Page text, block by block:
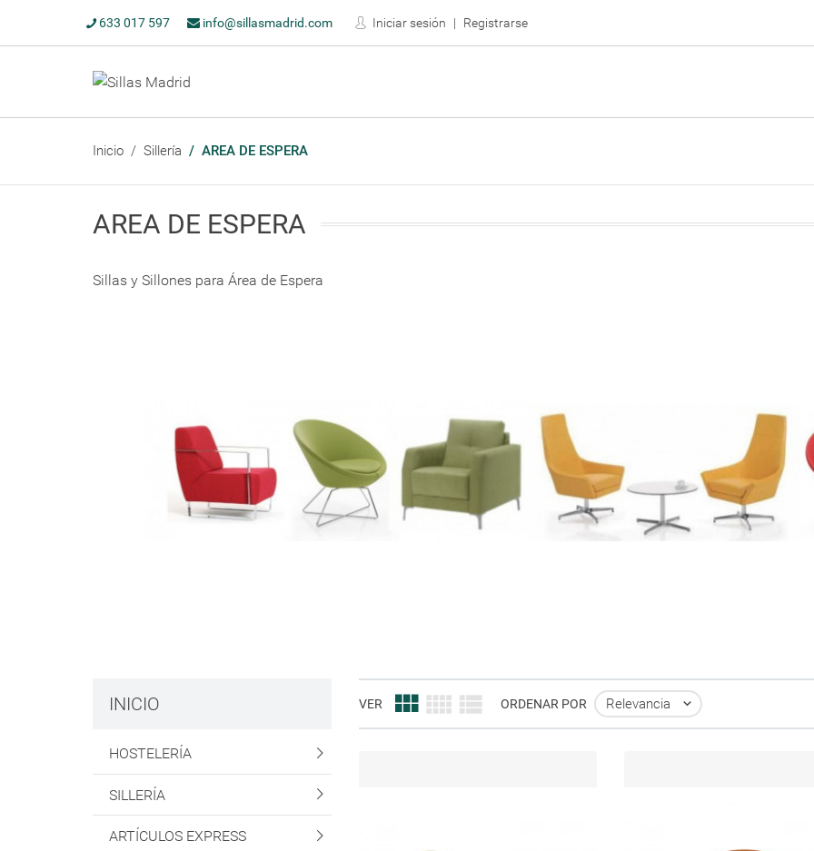
633 017 597 info@sillasmadrid.com Iniciar sesión Registrarse
Inicio Sillería AREA DE ESPERA
AREA DE ESPERA
Sillas y Sillones para Área de Espera
INICIO
HOSTELERÍA
SILLERÍA
ARTÍCULOS EXPRESS
VER ORDENAR POR Relevancia 